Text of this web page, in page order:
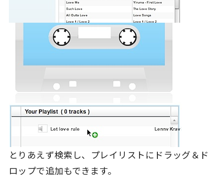
とりあえず検索し、プレイリストにドラッグ＆ド
ロップで追加もできます。